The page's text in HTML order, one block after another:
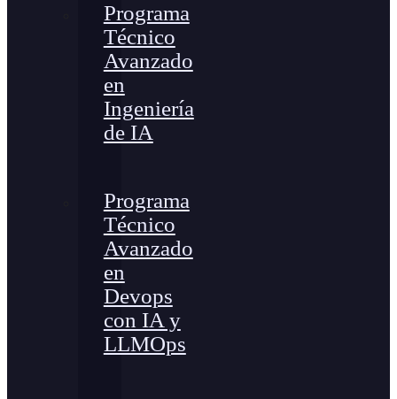
Programa
Técnico
Avanzado
en
Ingeniería
de IA
Programa
Técnico
Avanzado
en
Devops
con IA y
LLMOps